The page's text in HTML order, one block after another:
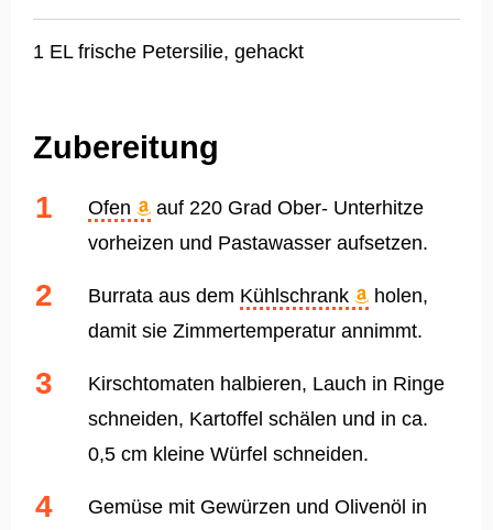
1 EL frische Petersilie, gehackt
Zubereitung
Ofen
auf 220 Grad Ober- Unterhitze
vorheizen und Pastawasser aufsetzen.
Burrata aus dem Kühlschrank
holen,
damit sie Zimmertemperatur annimmt.
Kirschtomaten halbieren, Lauch in Ringe
schneiden, Kartoffel schälen und in ca.
0,5 cm kleine Würfel schneiden.
Gemüse mit Gewürzen und Olivenöl in